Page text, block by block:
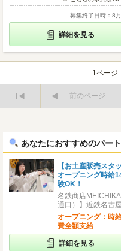
募集終了日時：8
詳細を見る
1ページ
前のページ
あなたにおすすめのパート
【お土産販売スタッ
オープニング時給
験OK！
名鉄商店
通口）】近鉄名古
オープニング：時
費全額支給
詳細を見る